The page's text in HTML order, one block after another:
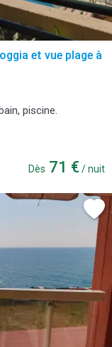
et vue plage à
piscine.
Dès 71 € / nuit